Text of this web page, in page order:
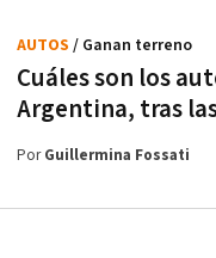
Cuáles son los
Argentina, tras
AUTOS / Ganan terreno
PorGuillermina Fossati